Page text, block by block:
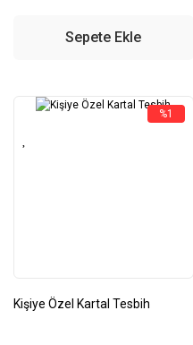
Sepete Ekle
%1
Kişiye Özel Kartal Tesbih